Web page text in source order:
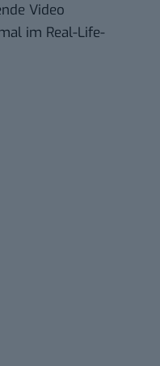
Video
im Real-Life-